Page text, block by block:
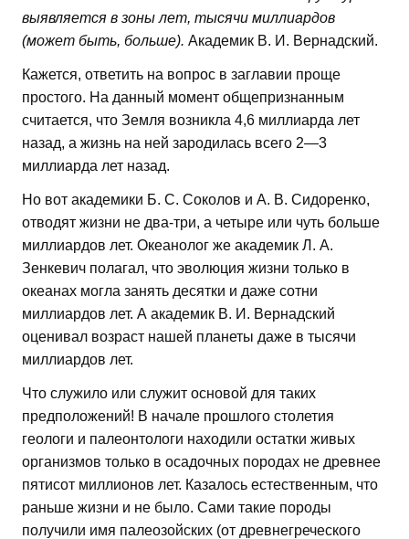
выявляется в зоны лет, тысячи миллиардов
(может быть, больше). Академик В. И. Вернадский.
Кажется, ответить на вопрос в заглавии проще
простого. На данный момент общепризнанным
считается, что Земля возникла 4,6 миллиарда лет
назад, а жизнь на ней зародилась всего 2—3
миллиарда лет назад.
Но вот академики Б. С. Соколов и А. В. Сидоренко,
отводят жизни не два-три, а четыре или чуть больше
миллиардов лет. Океанолог же академик Л. А.
Зенкевич полагал, что эволюция жизни только в
океанах могла занять десятки и даже сотни
миллиардов лет. А академик В. И. Вернадский
оценивал возраст нашей планеты даже в тысячи
миллиардов лет.
Что служило или служит основой для таких
предположений! В начале прошлого столетия
геологи и палеонтологи находили остатки живых
организмов только в осадочных породах не древнее
пятисот миллионов лет. Казалось естественным, что
раньше жизни и не было. Сами такие породы
получили имя палеозойских (от древнегреческого